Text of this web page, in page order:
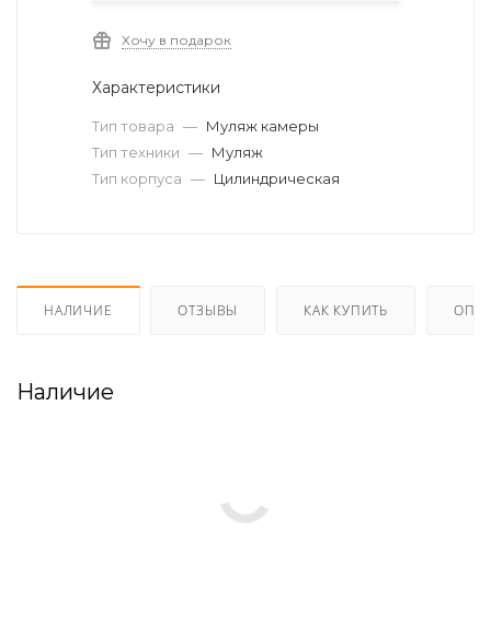
Хочу в подарок
Характеристики
Тип товара — Муляж камеры
Тип техники — Муляж
Тип корпуса — Цилиндрическая
НАЛИЧИЕ ОТЗЫВЫ КАК КУПИТЬ
Наличие